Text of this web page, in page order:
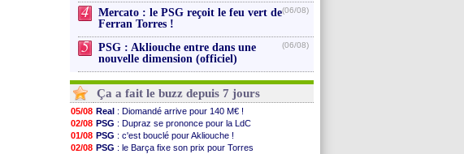
4
Mercato : le PSG reçoit le feu vert de
Ferran Torres !
(06/08)
5
PSG : Akliouche entre dans une
nouvelle dimension (officiel)
(06/08)
Ça a fait le buzz depuis 7 jours
05/08 Real : Diomandé arrive pour 140 M€ !
02/08 PSG : Dupraz se prononce pour la LdC
01/08 PSG : c'est bouclé pour Akliouche !
02/08 PSG : le Barça fixe son prix pour Torres